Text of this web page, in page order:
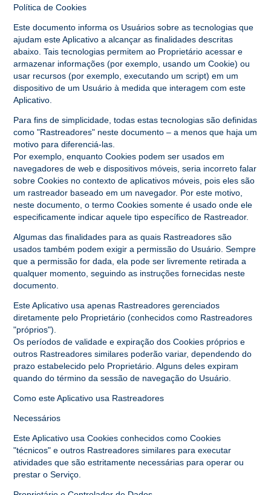
Política de Cookies
Este documento informa os Usuários sobre as tecnologias que
ajudam este Aplicativo a alcançar as finalidades descritas
abaixo. Tais tecnologias permitem ao Proprietário acessar e
armazenar informações (por exemplo, usando um Cookie) ou
usar recursos (por exemplo, executando um script) em um
dispositivo de um Usuário à medida que interagem com este
Aplicativo.
Para fins de simplicidade, todas estas tecnologias são definidas
como "Rastreadores" neste documento – a menos que haja um
motivo para diferenciá-las.
Por exemplo, enquanto Cookies podem ser usados em
navegadores de web e dispositivos móveis, seria incorreto falar
sobre Cookies no contexto de aplicativos móveis, pois eles são
um rastreador baseado em um navegador. Por este motivo,
neste documento, o termo Cookies somente é usado onde ele
especificamente indicar aquele tipo específico de Rastreador.
Algumas das finalidades para as quais Rastreadores são
usados também podem exigir a permissão do Usuário. Sempre
que a permissão for dada, ela pode ser livremente retirada a
qualquer momento, seguindo as instruções fornecidas neste
documento.
Este Aplicativo usa apenas Rastreadores gerenciados
diretamente pelo Proprietário (conhecidos como Rastreadores
"próprios").
Os períodos de validade e expiração dos Cookies próprios e
outros Rastreadores similares poderão variar, dependendo do
prazo estabelecido pelo Proprietário. Alguns deles expiram
quando do término da sessão de navegação do Usuário.
Como este Aplicativo usa Rastreadores
Necessários
Este Aplicativo usa Cookies conhecidos como Cookies
"técnicos" e outros Rastreadores similares para executar
atividades que são estritamente necessárias para operar ou
prestar o Serviço.